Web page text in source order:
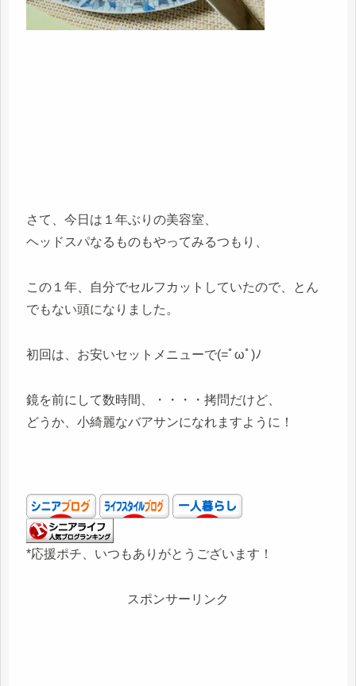
さて、今日は１年ぶりの美容室、
ヘッドスパなるものもやってみるつもり、
この１年、自分でセルフカットしていたので、とん
でもない頭になりました。
初回は、お安いセットメニューで(=ﾟωﾟ)ﾉ
鏡を前にして数時間、・・・・拷問だけど、
どうか、小綺麗なバアサンになれますように！
*応援ポチ、いつもありがとうございます！
スポンサーリンク